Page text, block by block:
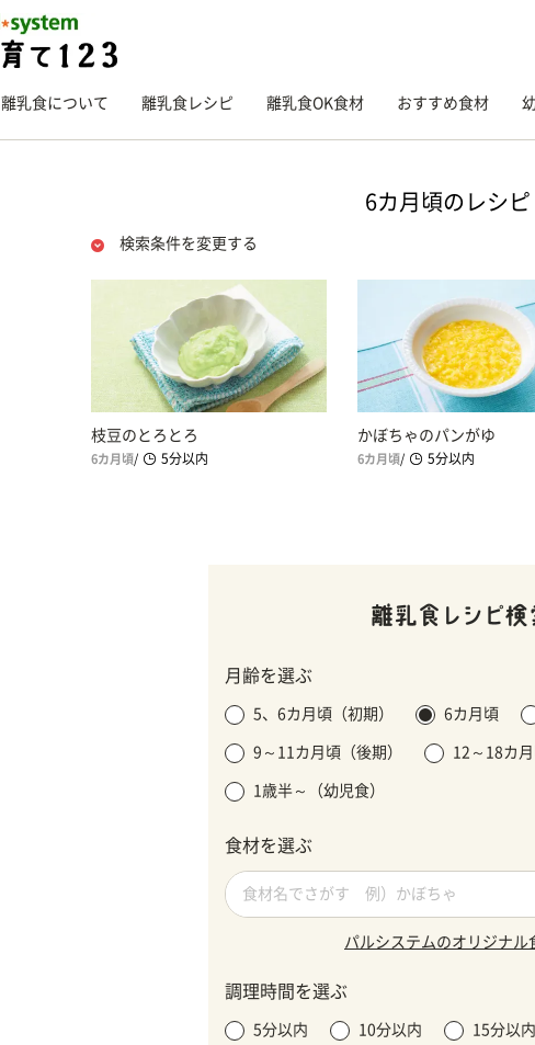
離乳食について 離乳食レシピ 離乳食OK食材 おすすめ食材
6カ月頃のレシピ
検索条件を変更する
枝豆のとろとろ
6カ月頃/ 5分以内
かぼちゃのパンがゆ
6カ月頃/ 5分以内
月齢を選ぶ
5、6カ月頃（初期） 6カ月頃
9～11カ月頃（後期） 12～18カ月
1歳半～（幼児食）
食材を選ぶ
パルシステムのオリジナル
調理時間を選ぶ
5分以内 10分以内 15分以内